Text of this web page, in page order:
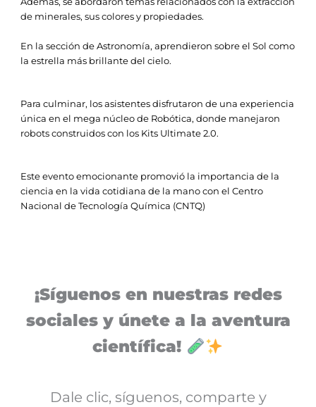
de minerales, sus colores y propiedades.
En la sección de Astronomía, aprendieron sobre el Sol como
la estrella más brillante del cielo.
Para culminar, los asistentes disfrutaron de una experiencia
única en el mega núcleo de Robótica, donde manejaron
robots construidos con los Kits Ultimate 2.0.
Este evento emocionante promovió la importancia de la
ciencia en la vida cotidiana de la mano con el Centro
Nacional de Tecnología Química (CNTQ)
¡Síguenos en nuestras redes
sociales y únete a la aventura
científica!
Dale clic, síguenos, comparte y